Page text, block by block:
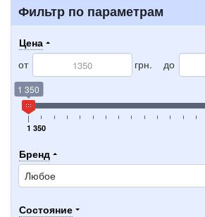
Фильтр по параметрам
Цена
от
грн. до
1 350
1 350
Бренд
Состояние